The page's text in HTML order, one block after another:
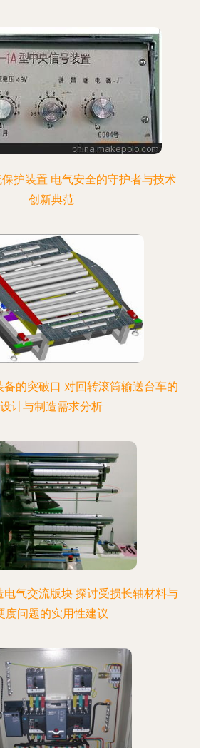
护装置 电气安全的守护者与技术
创新典范
的突破口 对回转滚筒输送台车的
设计与制造需求分析
电气交流版块 探讨受损长轴材料与
度问题的实用性建议